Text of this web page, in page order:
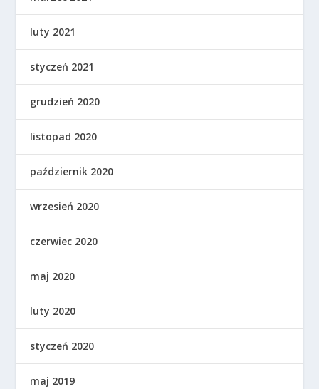
luty 2021
styczeń 2021
grudzień 2020
listopad 2020
październik 2020
wrzesień 2020
czerwiec 2020
maj 2020
luty 2020
styczeń 2020
maj 2019